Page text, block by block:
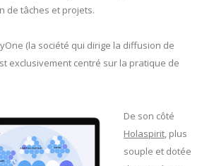
de tâches et projets.
(la société qui dirige la diffusion de
exclusivement centré sur la pratique de
De son côté
Holaspirit, plus
souple et dotée